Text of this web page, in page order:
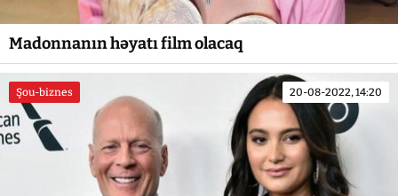
Madonnanın həyatı film olacaq
Şou-biznes 20-08-2022, 14:20